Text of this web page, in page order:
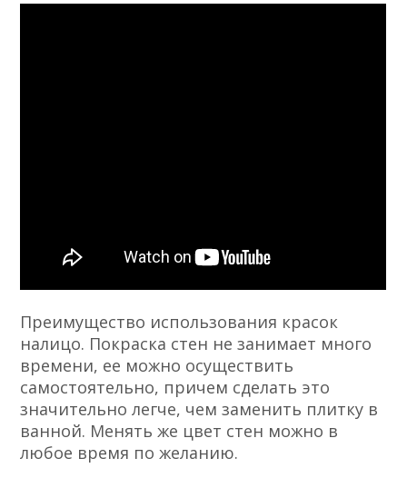
Преимущество использования красок
налицо. Покраска стен не занимает много
времени, ее можно осуществить
самостоятельно, причем сделать это
значительно легче, чем заменить плитку в
ванной. Менять же цвет стен можно в
любое время по желанию.